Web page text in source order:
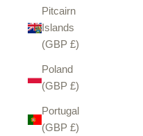
Pitcairn
Islands
(GBP £)
Poland
(GBP £)
Portugal
(GBP £)